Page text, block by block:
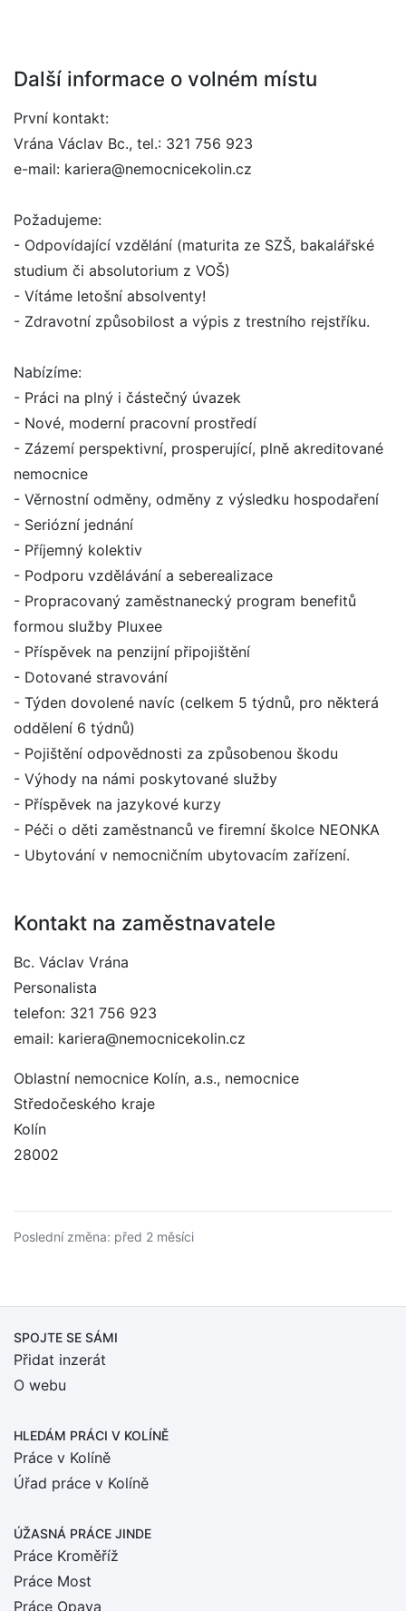
Další informace o volném místu
První kontakt:
Vrána Václav Bc., tel.: 321 756 923
e-mail: kariera@nemocnicekolin.cz
Požadujeme:
- Odpovídající vzdělání (maturita ze SZŠ, bakalářské
studium či absolutorium z VOŠ)
- Vítáme letošní absolventy!
- Zdravotní způsobilost a výpis z trestního rejstříku.
Nabízíme:
- Práci na plný i částečný úvazek
- Nové, moderní pracovní prostředí
- Zázemí perspektivní, prosperující, plně akreditované
nemocnice
- Věrnostní odměny, odměny z výsledku hospodaření
- Seriózní jednání
- Příjemný kolektiv
- Podporu vzdělávání a seberealizace
- Propracovaný zaměstnanecký program benefitů
formou služby Pluxee
- Příspěvek na penzijní připojištění
- Dotované stravování
- Týden dovolené navíc (celkem 5 týdnů, pro některá
oddělení 6 týdnů)
- Pojištění odpovědnosti za způsobenou škodu
- Výhody na námi poskytované služby
- Příspěvek na jazykové kurzy
- Péči o děti zaměstnanců ve firemní školce NEONKA
- Ubytování v nemocničním ubytovacím zařízení.
Kontakt na zaměstnavatele
Bc. Václav Vrána
Personalista
telefon: 321 756 923
email: kariera@nemocnicekolin.cz
Oblastní nemocnice Kolín, a.s., nemocnice
Středočeského kraje
Kolín
28002
Poslední změna: před 2 měsíci
SPOJTE SE SÁMI
Přidat inzerát
O webu
HLEDÁM PRÁCI V KOLÍNĚ
Práce v Kolíně
Úřad práce v Kolíně
ÚŽASNÁ PRÁCE JINDE
Práce Kroměříž
Práce Most
Práce Opava